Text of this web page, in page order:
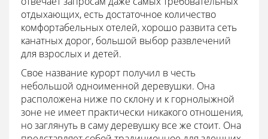
отдыхающих, есть достаточное количество
комфортабельных отелей, хорошо развита сеть
канатных дорог, большой выбор развлечений
для взрослых и детей.
Свое название курорт получил в честь
небольшой одноименной деревушки. Она
расположена ниже по склону и к горнолыжной
зоне не имеет практически никакого отношения,
но заглянуть в саму деревушку все же стоит. Она